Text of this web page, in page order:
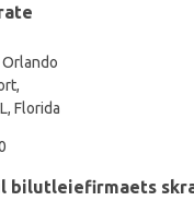
Florida
bilutleiefirmaets